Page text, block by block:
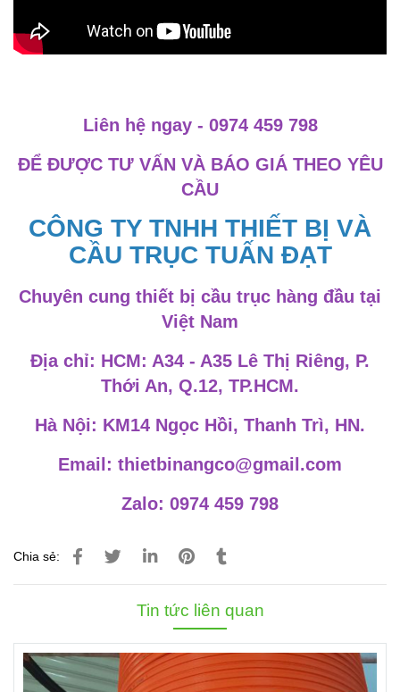
Liên hệ ngay - 0974 459 798
ĐỂ ĐƯỢC TƯ VẤN VÀ BÁO GIÁ THEO YÊU
CẦU
CÔNG TY TNHH THIẾT BỊ VÀ
CẦU TRỤC TUẤN ĐẠT
Chuyên cung thiết bị cầu trục hàng đầu tại
Việt Nam
Địa chỉ: HCM: A34 - A35 Lê Thị Riêng, P.
Thới An, Q.12, TP.HCM.
Hà Nội: KM14 Ngọc Hồi, Thanh Trì, HN.
Email: thietbinangco@gmail.com
Zalo: 0974 459 798
Chia sẻ:
Tin tức liên quan